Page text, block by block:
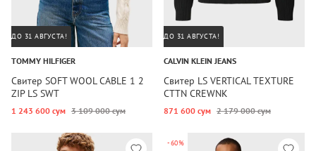
ДО 31 АВГУСТА!
TOMMY HILFIGER
Свитер SOFT WOOL CABLE 1 2
ZIP LS SWT
1 243 600 сум 3 109 000 сум
ДО 31 АВГУСТА!
CALVIN KLEIN JEANS
Свитер LS VERTICAL TEXTURE
CTTN CREWNK
871 600 сум 2 179 000 сум
-60%